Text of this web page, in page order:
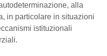
alla
in particolare in situazioni
istituzionali